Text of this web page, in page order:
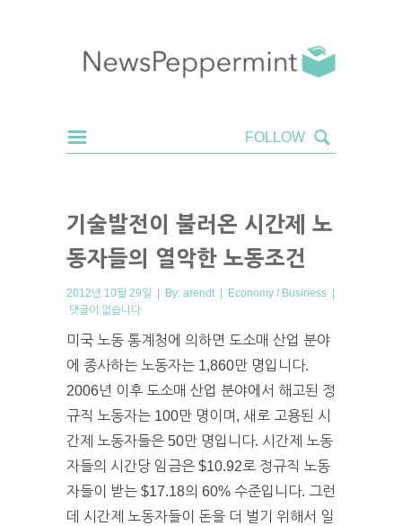
기술발전이 불러온 시간제 노
동자들의 열악한 노동조건
2012년 10월 29일 | By: arendt | Economy / Business |
댓글이 없습니다
미국 노동 통계청에 의하면 도소매 산업 분야
에 종사하는 노동자는 1,860만 명입니다.
2006년 이후 도소매 산업 분야에서 해고된 정
규직 노동자는 100만 명이며, 새로 고용된 시
간제 노동자들은 50만 명입니다. 시간제 노동
자들의 시간당 임금은 $10.92로 정규직 노동
자들이 받는 $17.18의 60% 수준입니다. 그런
데 시간제 노동자들이 돈을 더 벌기 위해서 일